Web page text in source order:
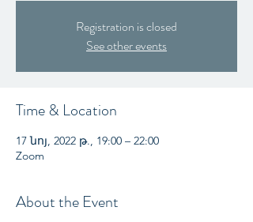
Registration is closed
See other events
Time & Location
17 նոյ, 2022 թ., 19:00 – 22:00
Zoom
About the Event